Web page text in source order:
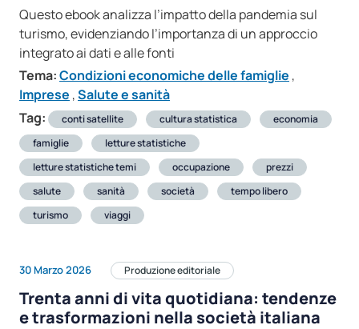
Questo ebook analizza l’impatto della pandemia sul
turismo, evidenziando l’importanza di un approccio
integrato ai dati e alle fonti
Tema:Condizioni economiche delle famiglie ,
Imprese ,Salute e sanità
Tag:
conti satellite cultura statistica
economia
famiglie
letture statistiche
letture statistiche temi
occupazione
prezzi
salute
sanità società
tempo libero
turismo
viaggi
30 Marzo 2026 Produzione editoriale
Trenta anni di vita quotidiana: tendenze
e trasformazioni nella società italiana